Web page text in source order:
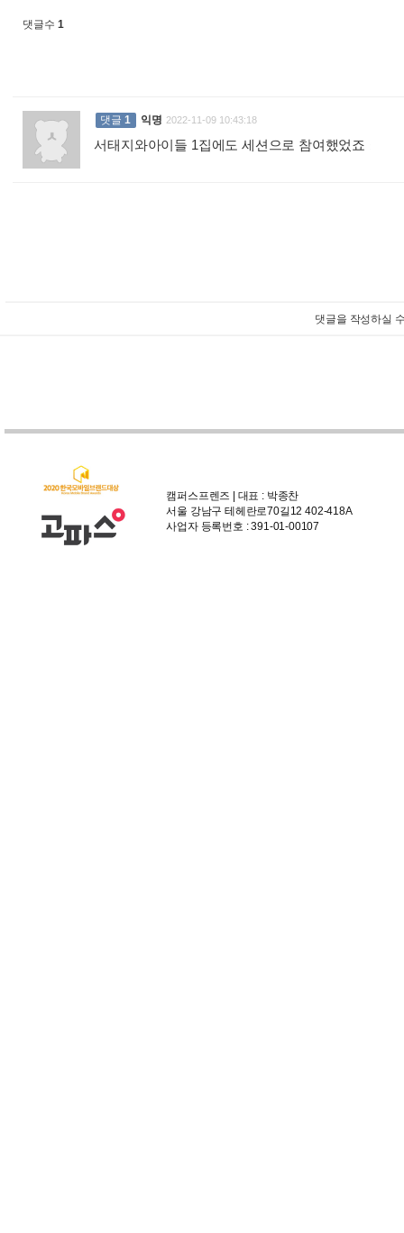
댓글수 1
댓글 1 익명 2022-11-09 10:43:18
서태지와아이들 1집에도 세션으로 참여했었죠
댓글을 작성하실
캠퍼스프렌즈 | 대표 : 박종찬
서울 강남구 테헤란로70길12 402-418A
사업자 등록번호 : 391-01-00107